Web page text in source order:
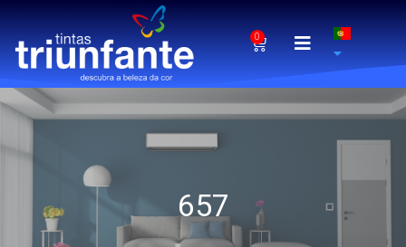
0
657